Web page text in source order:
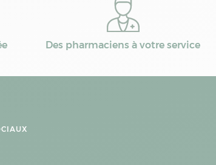
Des pharmaciens à votre service